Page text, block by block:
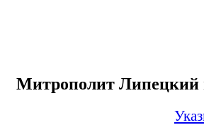
Митрополит Липецкий